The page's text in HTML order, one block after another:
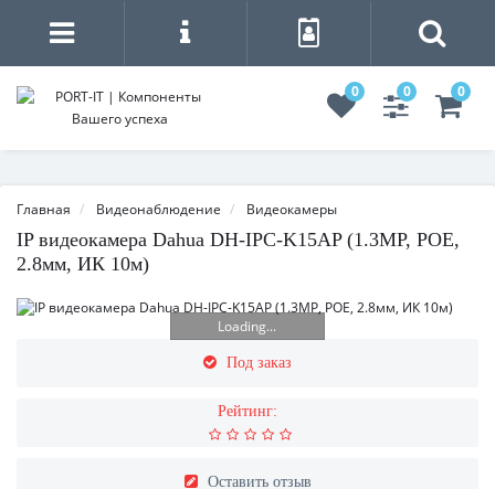
0 0 0
Главная Видеонаблюдение Видеокамеры
IP видеокамера Dahua DH-IPC-K15AP (1.3MP, POE,
2.8мм, ИК 10м)
Loading...
Под заказ
Рейтинг:
Оставить отзыв